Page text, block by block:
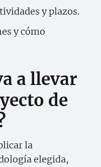
y plazos.
y cómo
a llevar
de
la
elegida,